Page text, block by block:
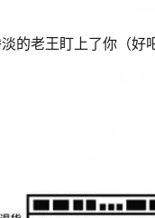
的老王盯上了你（好